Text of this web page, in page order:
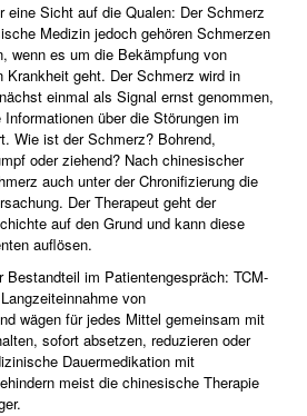
eine Sicht auf die Qualen: Der Schmerz
Medizin jedoch gehören Schmerzen
wenn es um die Bekämpfung von
Krankheit geht. Der Schmerz wird in
einmal als Signal ernst genommen,
über die Störungen im
Wie ist der Schmerz? Bohrend,
oder ziehend? Nach chinesischer
auch unter der Chronifizierung die
Der Therapeut geht der
auf den Grund und kann diese
auflösen.
Bestandteil im Patientengespräch: TCM-
von
wägen für jedes Mittel gemeinsam mit
sofort absetzen, reduzieren oder
Dauermedikation mit
meist die chinesische Therapie